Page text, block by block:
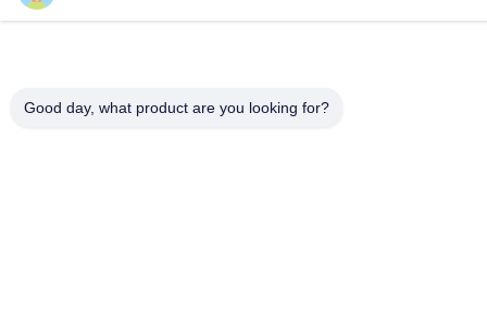
Good day, what product are you looking for?